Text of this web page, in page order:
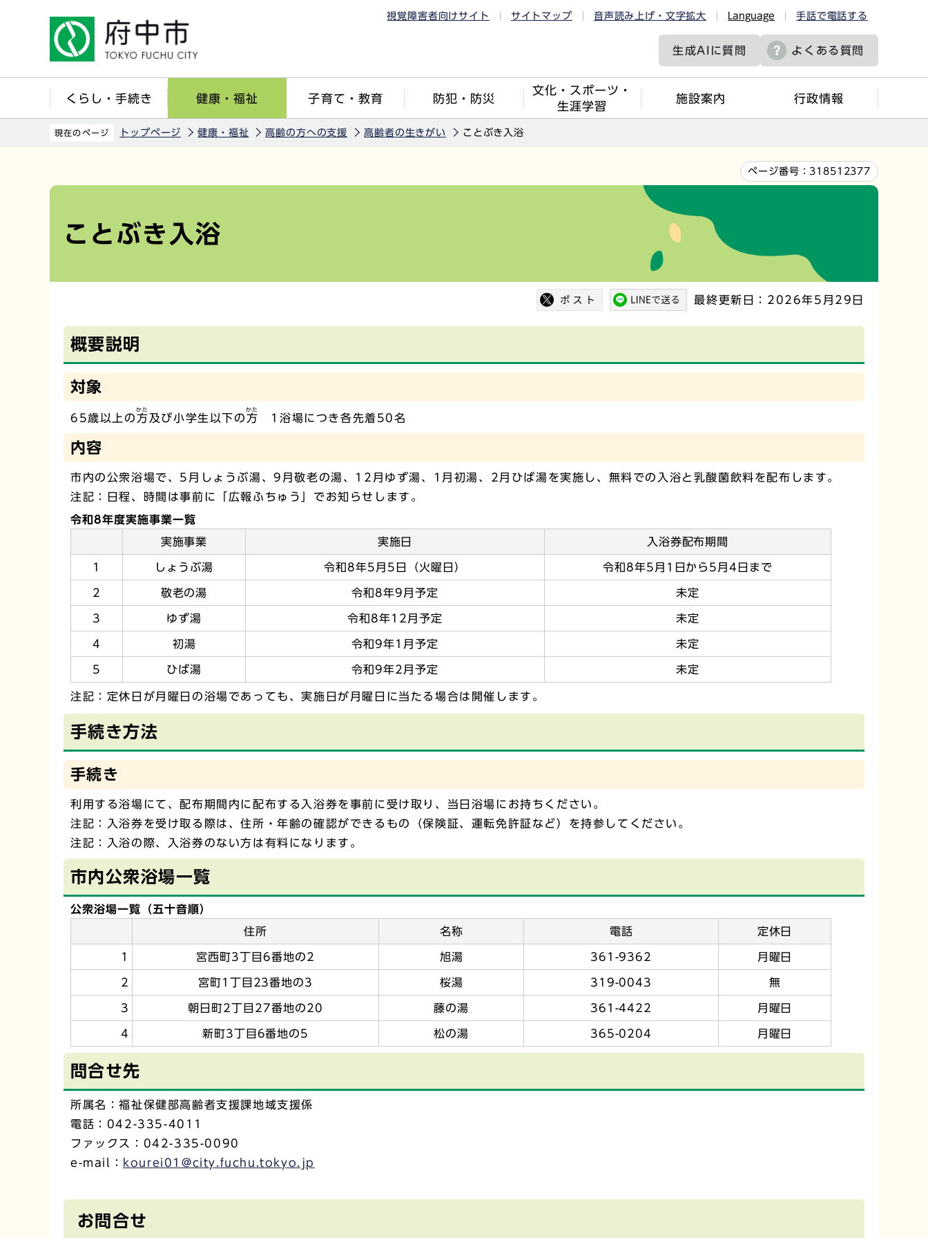
視覚障害者向けサイト サイトマップ 音声読み上げ・文字拡大 Language 手話で電話する
生成AIに質問 よくある質問
くらし・手続き 健康・福祉 子育て・教育 防犯・防災
文化・スポーツ・
生涯学習
施設案内 行政情報
現在のページ トップページ 健康・福祉 高齢の方への支援 高齢者の生きがい ことぶき入浴
ページ番号： 318512377
ことぶき入浴
最終更新日：2026年5月29日
概要説明
対象
65歳以上の方
かた
及び小学生以下の方
かた
1浴場につき各先着50名
内容
市内の公衆浴場で、5月しょうぶ湯、9月敬老の湯、12月ゆず湯、1月初湯、2月ひば湯を実施し、無料での入浴と乳酸菌飲料を配布します。
注記：日程、時間は事前に「広報ふちゅう」でお知らせします。
令和8年度実施事業一覧
実施事業
実施日 入浴券配布期間
1 しょうぶ湯 令和8年5月5日（火曜日） 令和8年5月1日から5月4日まで
2 敬老の湯 令和8年9月予定 未定
3 ゆず湯 令和8年12月予定 未定
4 初湯 令和9年1月予定 未定
5 ひば湯 令和9年2月予定 未定
注記：定休日が月曜日の浴場であっても、実施日が月曜日に当たる場合は開催します。
手続き方法
手続き
利用する浴場にて、配布期間内に配布する入浴券を事前に受け取り、当日浴場にお持ちください。
注記：入浴券を受け取る際は、住所・年齢の確認ができるもの（保険証、運転免許証など）を持参してください。
注記：入浴の際、入浴券のない方は有料になります。
市内公衆浴場一覧
公衆浴場一覧（五十音順）
住所
名称 電話 定休日
1 宮西町3丁目6番地の2 旭湯 361-9362 月曜日
2 宮町1丁目23番地の3 桜湯 319-0043 無
3 朝日町2丁目27番地の20 藤の湯 361-4422 月曜日
4 新町3丁目6番地の5 松の湯 365-0204 月曜日
問合せ先
所属名：福祉保健部高齢者支援課地域支援係
電話：042-335-4011
ファックス：042-335-0090
e-mail：
kourei01@city.fuchu.tokyo.jp
お問合せ